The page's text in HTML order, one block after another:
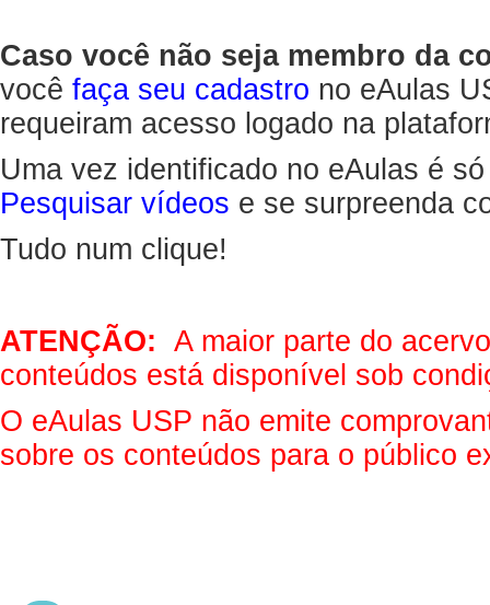
Caso você não seja membro da
você faça seu cadastro no eAulas
requeiram acesso logado na
Uma vez identificado no eAulas é
Pesquisar vídeos e se surpreenda
Tudo num clique!
ATENÇÃO: A maior parte do
conteúdos está disponível sob
O eAulas USP não emite
sobre os conteúdos para o público